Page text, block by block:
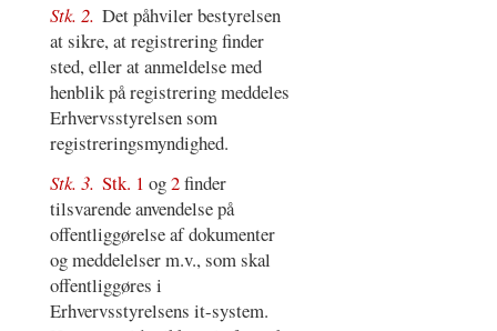
Stk. 2. Det påhviler bestyrelsen
at sikre, at registrering finder
sted, eller at anmeldelse med
henblik på registrering meddeles
Erhvervsstyrelsen som
registreringsmyndighed.
Stk. 3. Stk. 1 og2finder
tilsvarende anvendelse på
offentliggørelse af dokumenter
og meddelelser m.v., som skal
offentliggøres i
Erhvervsstyrelsens it-system.